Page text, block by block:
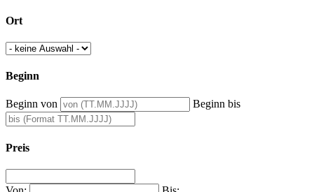
Ort
Beginn
Beginn von Beginn bis
Preis